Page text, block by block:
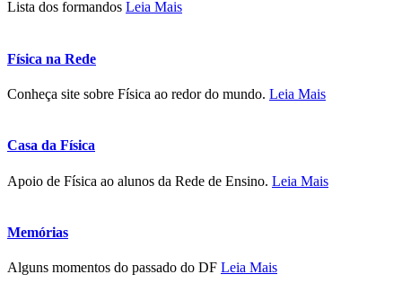
Lista dos formandos Leia Mais
Física na Rede
Conheça site sobre Física ao redor do mundo. Leia Mais
Casa da Física
Apoio de Física ao alunos da Rede de Ensino. Leia Mais
Memórias
Alguns momentos do passado do DF Leia Mais